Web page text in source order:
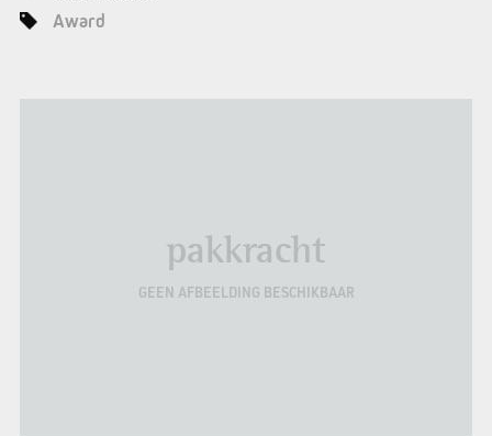
Award
pakkracht
GEEN AFBEELDING BESCHIKBAAR